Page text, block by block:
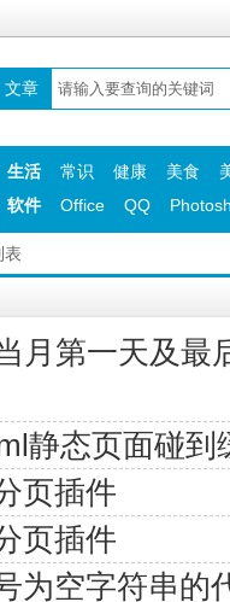
文章
生活 常识 健康 美食
软件 Office QQ
表
月第一天及
静态页面碰
页插件
页插件
为空字符串的